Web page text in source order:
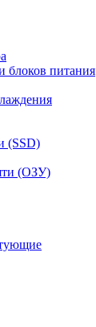
блоков питания
(SSD)
(ОЗУ)